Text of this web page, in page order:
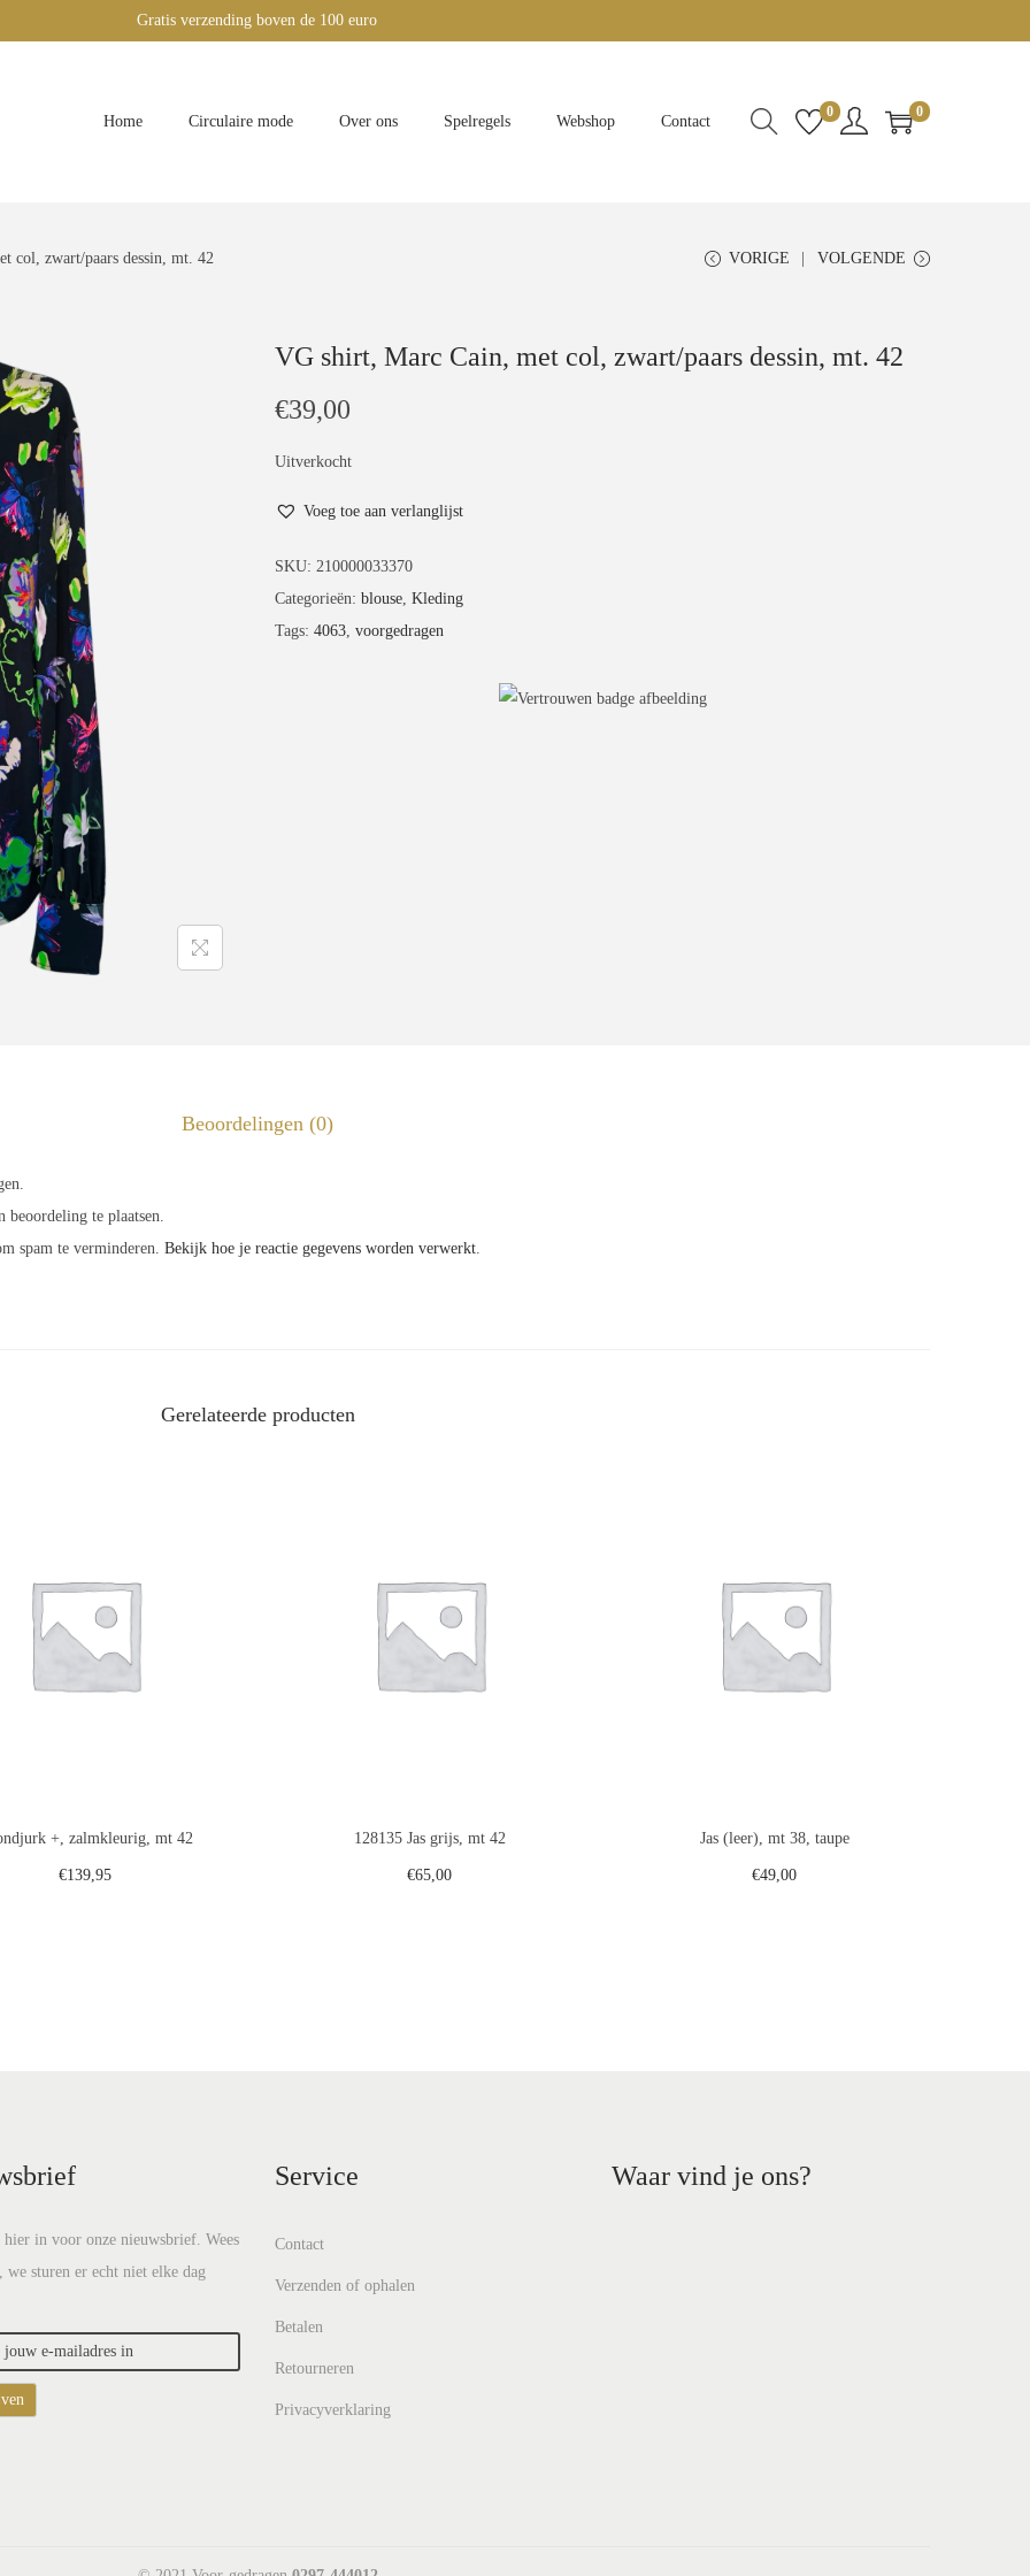
Gratis verzending boven de 100 euro
Home Circulaire mode Over ons Spelregels Webshop Contact
0 0
col, zwart/paars dessin, mt. 42 VORIGE VOLGENDE
VG shirt, Marc Cain, met col, zwart/paars dessin, mt. 42
€39,00
Uitverkocht
Voeg toe aan verlanglijst
SKU: 210000033370
Categorieën: blouse, Kleding
Tags: 4063, voorgedragen
Beoordelingen (0)
beoordeling te plaatsen.
spam te verminderen. Bekijk hoe je reactie gegevens worden verwerkt.
Gerelateerde producten
+, zalmkleurig, mt 42
€139,95
128135 Jas grijs, mt 42
€65,00
Jas (leer), mt 38, taupe
€49,00
in voor onze nieuwsbrief. Wees
we sturen er echt niet elke dag
Service
Contact
Verzenden of ophalen
Betalen
Retourneren
Privacyverklaring
Waar vind je ons?